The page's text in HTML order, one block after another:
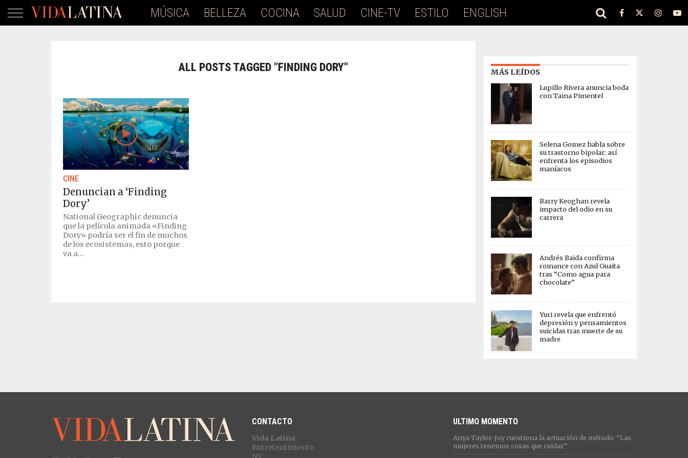
MÚSICA BELLEZA COCINA SALUD CINE-TV ESTILO ENGLISH
ALL POSTS TAGGED "FINDING DORY"
CINE
Denuncian a ‘Finding
Dory’
National Geographic denuncia
que la película animada «Finding
Dory» podría ser el fin de muchos
de los ecosistemas, esto porque
va a...
MÁS LEÍDOS
Lupillo Rivera anuncia boda
con Taina Pimentel
Selena Gomez habla sobre
su trastorno bipolar: así
enfrenta los episodios
maníacos
Barry Keoghan revela
impacto del odio en su
carrera
Andrés Baida confirma
romance con Azul Guaita
tras “Como agua para
chocolate”
Yuri revela que enfrentó
depresión y pensamientos
suicidas tras muerte de su
madre
CONTACTO
Vida Latina
Entretenimiento
ULTIMO MOMENTO
Anya Taylor-Joy cuestiona la actuación de método: “Las
mujeres tenemos cosas que cuidar”